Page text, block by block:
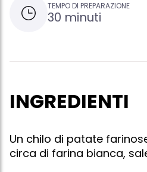
TEMPO DI PREPARAZIONE
30 minuti
INGREDIENTI
Un chilo di patate
circa di farina bianca,